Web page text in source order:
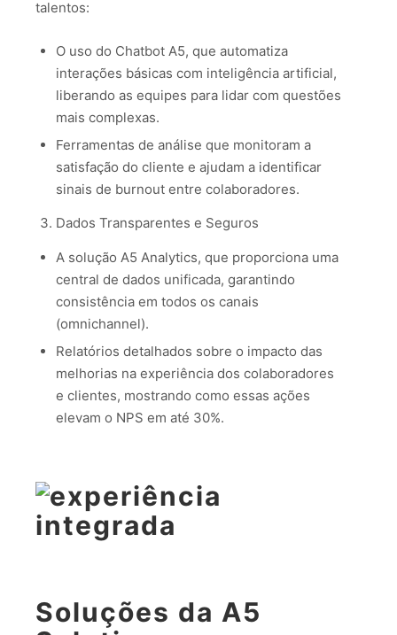
talentos:
O uso do Chatbot A5, que automatiza
interações básicas com inteligência artificial,
liberando as equipes para lidar com questões
mais complexas.
Ferramentas de análise que monitoram a
satisfação do cliente e ajudam a identificar
sinais de burnout entre colaboradores.
Dados Transparentes e Seguros
A solução A5 Analytics, que proporciona uma
central de dados unificada, garantindo
consistência em todos os canais
(omnichannel).
Relatórios detalhados sobre o impacto das
melhorias na experiência dos colaboradores
e clientes, mostrando como essas ações
elevam o NPS em até 30%.
Soluções da A5